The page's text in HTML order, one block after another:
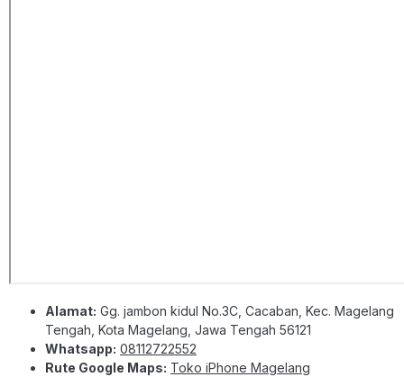
Alamat: Gg. jambon kidul No.3C, Cacaban, Kec. Magelang
Tengah, Kota Magelang, Jawa Tengah 56121
Whatsapp: 08112722552
Rute Google Maps: Toko iPhone Magelang